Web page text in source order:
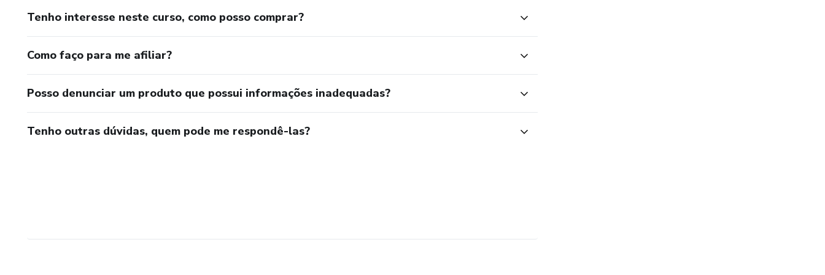
Tenho interesse neste curso, como posso comprar?
Como faço para me afiliar?
Posso denunciar um produto que possui informações inadequadas?
Tenho outras dúvidas, quem pode me respondê-las?